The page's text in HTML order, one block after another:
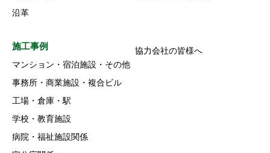
沿革
施工事例
マンション・宿泊施設・その他
事務所・商業施設・複合ビル
工場・倉庫・駅
学校・教育施設
病院・福祉施設関係
協力会社の皆様へ